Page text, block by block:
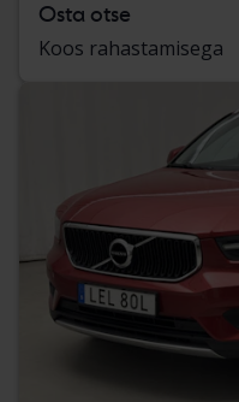
Osta otse
Koos rahastamisega